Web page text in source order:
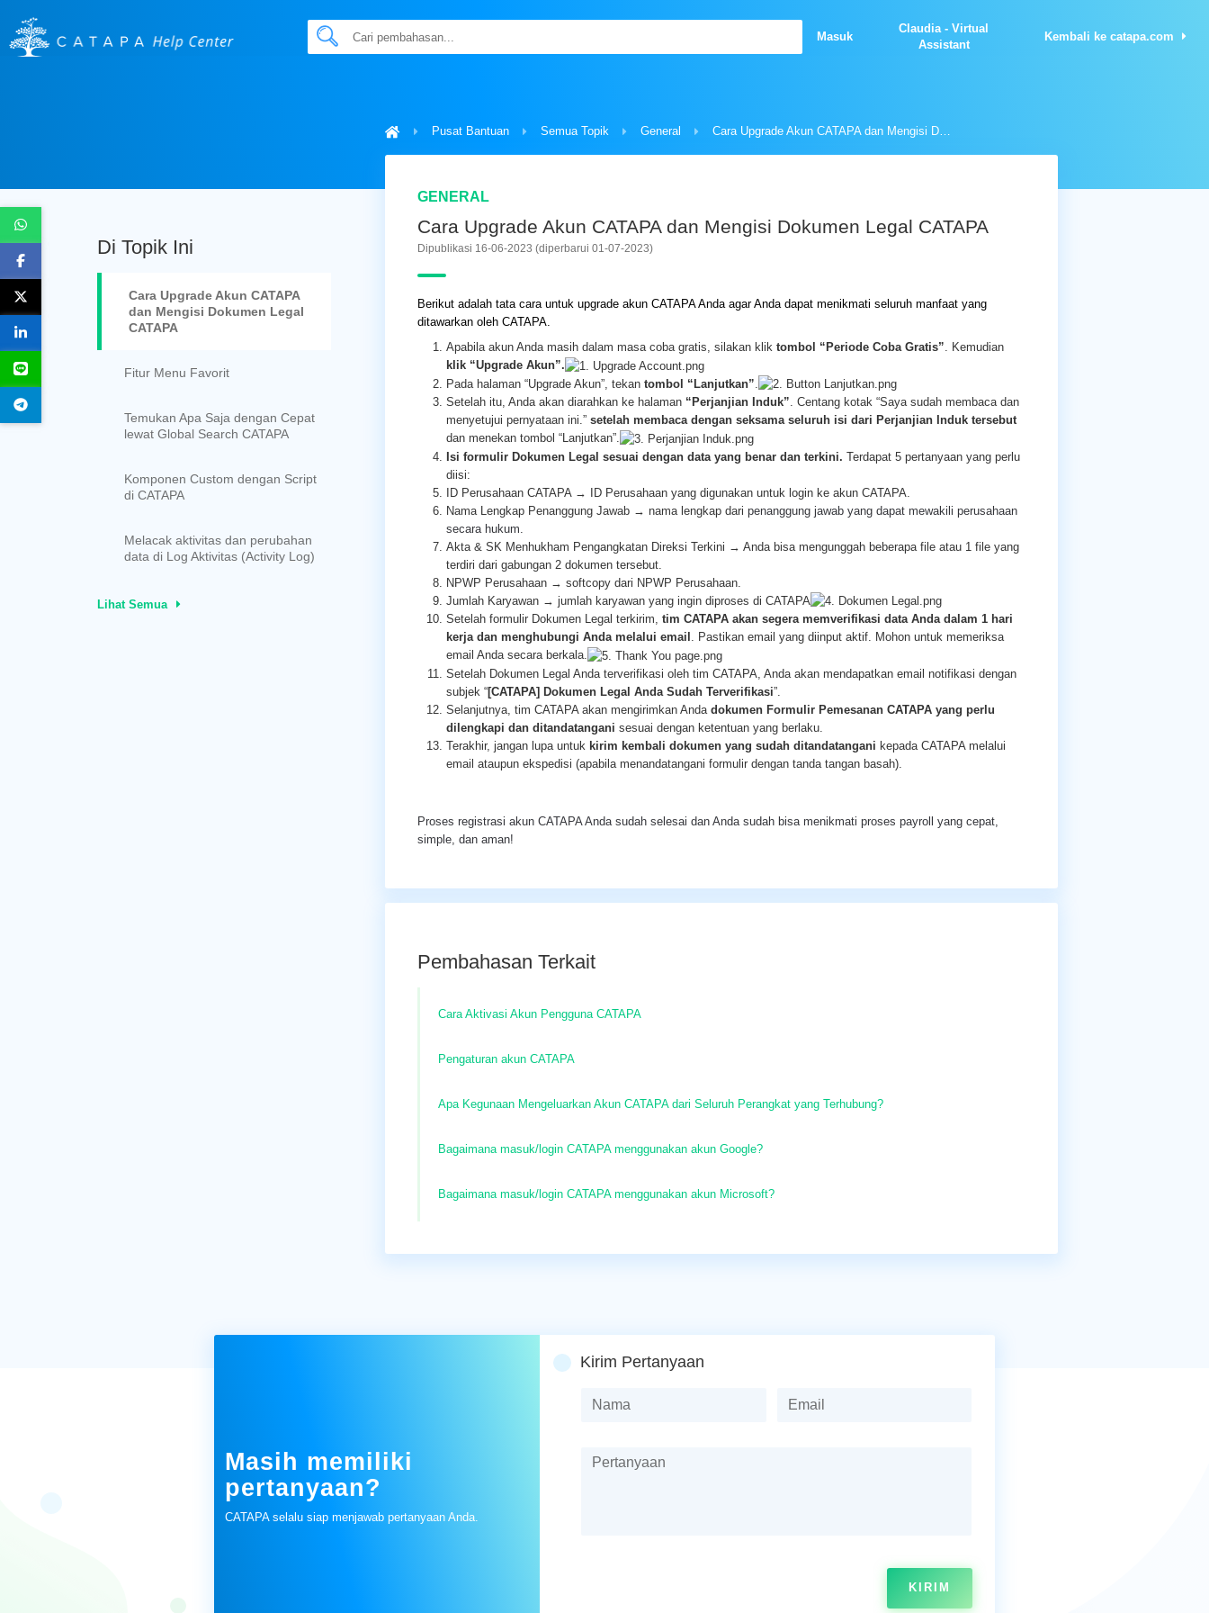
Masuk
Claudia - Virtual
Assistant
Kembali ke catapa.com
Di Topik Ini
Cara Upgrade Akun CATAPA
dan Mengisi Dokumen Legal
CATAPA
Fitur Menu Favorit
Temukan Apa Saja dengan Cepat
lewat Global Search CATAPA
Komponen Custom dengan Script
di CATAPA
Melacak aktivitas dan perubahan
data di Log Aktivitas (Activity Log)
Lihat Semua
Pusat Bantuan Semua Topik General Cara Upgrade Akun CATAPA dan Mengisi Dokumen Legal CATAPA
GENERAL
Cara Upgrade Akun CATAPA dan Mengisi Dokumen Legal CATAPA
Dipublikasi 16-06-2023 (diperbarui 01-07-2023)
Berikut adalah tata cara untuk upgrade akun CATAPA Anda agar Anda dapat menikmati seluruh manfaat yang
ditawarkan oleh CATAPA.
Apabila akun Anda masih dalam masa coba gratis, silakan klik tombol “Periode Coba Gratis”. Kemudian
klik “Upgrade Akun”.
Pada halaman “Upgrade Akun”, tekan tombol “Lanjutkan”
Setelah itu, Anda akan diarahkan ke halaman“Perjanjian Induk”. Centang kotak “Saya sudah membaca dan
menyetujui pernyataan ini.” setelah membaca dengan seksama seluruh isi dari Perjanjian Induk tersebut
dan menekan tombol “Lanjutkan”.
Isi formulir Dokumen Legal sesuai dengan data yang benar dan terkini. Terdapat 5 pertanyaan yang perlu
diisi:
ID Perusahaan CATAPA → ID Perusahaan yang digunakan untuk login ke akun CATAPA.
Nama Lengkap Penanggung Jawab → nama lengkap dari penanggung jawab yang dapat mewakili perusahaan
secara hukum.
Akta & SK Menhukham Pengangkatan Direksi Terkini → Anda bisa mengunggah beberapa file atau 1 file yang
terdiri dari gabungan 2 dokumen tersebut.
NPWP Perusahaan → softcopy dari NPWP Perusahaan.
Jumlah Karyawan → jumlah karyawan yang ingin diproses di CATAPA
Setelah formulir Dokumen Legal terkirim, tim CATAPA akan segera memverifikasi data Anda dalam 1 hari
kerja dan menghubungi Anda melalui email . Pastikan email yang diinput aktif. Mohon untuk memeriksa
email Anda secara berkala.
Setelah Dokumen Legal Anda terverifikasi oleh tim CATAPA, Anda akan mendapatkan email notifikasi dengan
subjek “[CATAPA] Dokumen Legal Anda Sudah Terverifikasi”.
Selanjutnya, tim CATAPA akan mengirimkan Anda dokumen Formulir Pemesanan CATAPA yang perlu
dilengkapi dan ditandatangani sesuai dengan ketentuan yang berlaku.
Terakhir, jangan lupa untuk kirim kembali dokumen yang sudah ditandatangani kepada CATAPA melalui
email ataupun ekspedisi (apabila menandatangani formulir dengan tanda tangan basah).
Proses registrasi akun CATAPA Anda sudah selesai dan Anda sudah bisa menikmati proses payroll yang cepat,
simple, dan aman!
Pembahasan Terkait
Cara Aktivasi Akun Pengguna CATAPA
Pengaturan akun CATAPA
Apa Kegunaan Mengeluarkan Akun CATAPA dari Seluruh Perangkat yang Terhubung?
Bagaimana masuk/login CATAPA menggunakan akun Google?
Bagaimana masuk/login CATAPA menggunakan akun Microsoft?
Masih memiliki
pertanyaan?
CATAPA selalu siap menjawab pertanyaan Anda.
Kirim Pertanyaan
KIRIM